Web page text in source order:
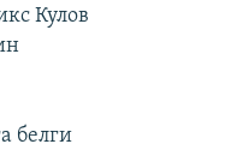
Кулов
белги